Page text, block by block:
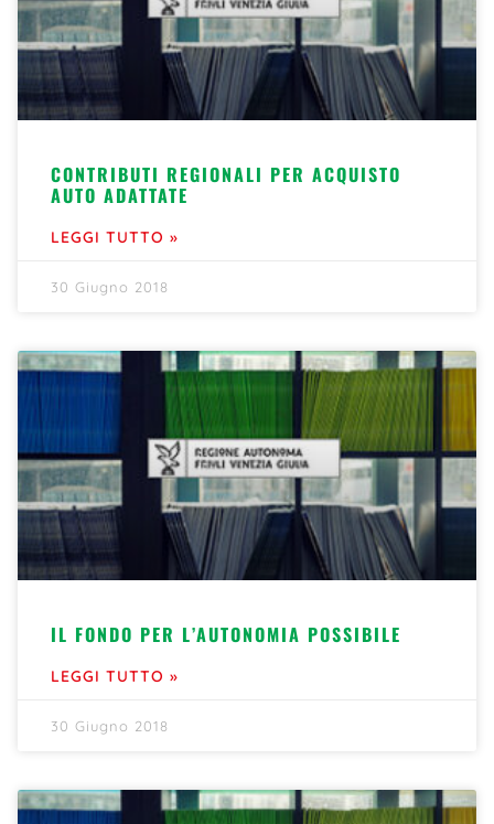
CONTRIBUTI REGIONALI PER ACQUISTO
AUTO ADATTATE
LEGGI TUTTO »
30 Giugno 2018
IL FONDO PER L’AUTONOMIA POSSIBILE
LEGGI TUTTO »
30 Giugno 2018